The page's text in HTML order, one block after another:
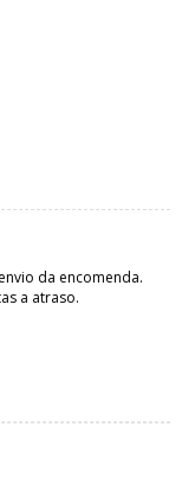
da encomenda.
a atraso.